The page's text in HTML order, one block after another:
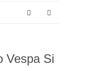
Vespa Si